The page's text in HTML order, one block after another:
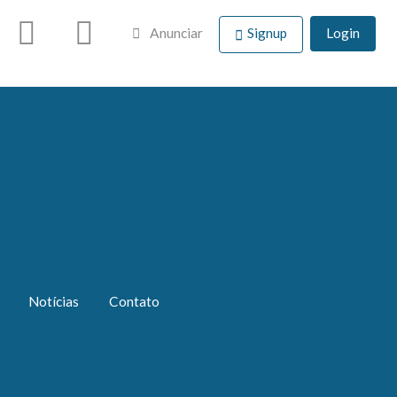
Anunciar Signup Login
Notícias Contato